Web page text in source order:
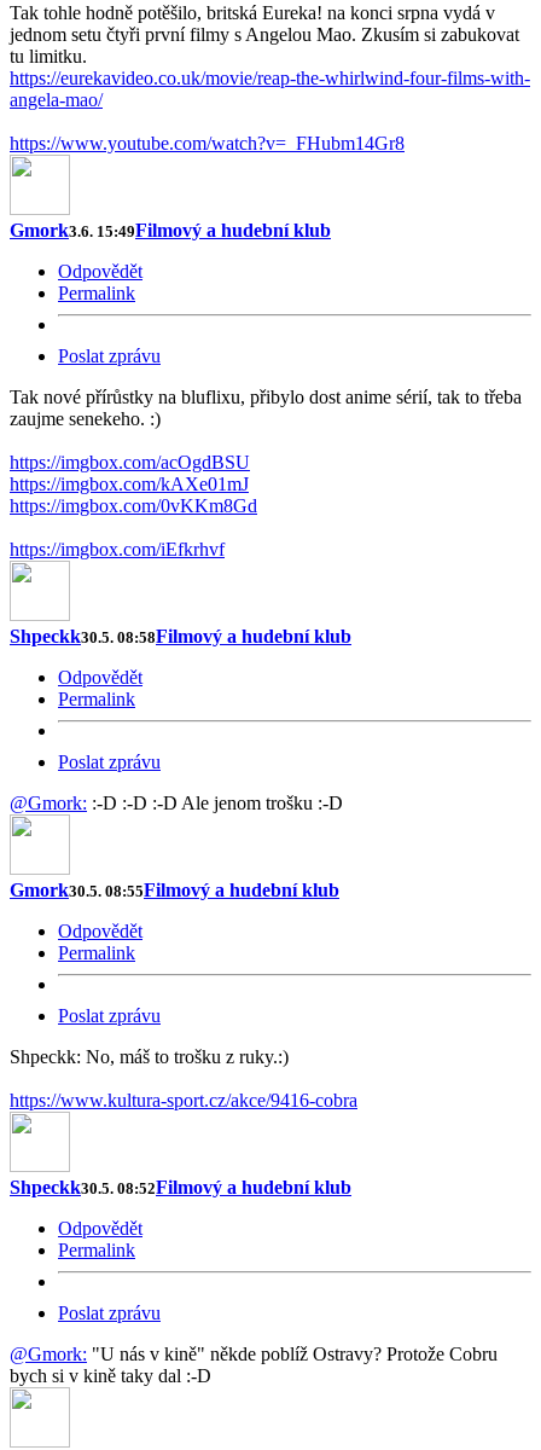
Tak tohle hodně potěšilo, britská Eureka! na konci srpna vydá v
jednom setu čtyři první filmy s Angelou Mao. Zkusím si zabukovat
tu limitku.
https://eurekavideo.co.uk/movie/reap-the-whirlwind-four-films-with-
angela-mao/
https://www.youtube.com/watch?v=_FHubm14Gr8
Gmork3.6. 15:49Filmový a hudební klub
Odpovědět
Permalink
Poslat zprávu
Tak nové přírůstky na bluflixu, přibylo dost anime sérií, tak to třeba
zaujme senekeho. :)
https://imgbox.com/acOgdBSU
https://imgbox.com/kAXe01mJ
https://imgbox.com/0vKKm8Gd
https://imgbox.com/iEfkrhvf
Shpeckk30.5. 08:58Filmový a hudební klub
Odpovědět
Permalink
Poslat zprávu
@Gmork: :-D :-D :-D Ale jenom trošku :-D
Gmork30.5. 08:55Filmový a hudební klub
Odpovědět
Permalink
Poslat zprávu
Shpeckk: No, máš to trošku z ruky.:)
https://www.kultura-sport.cz/akce/9416-cobra
Shpeckk30.5. 08:52Filmový a hudební klub
Odpovědět
Permalink
Poslat zprávu
@Gmork: "U nás v kině" někde poblíž Ostravy? Protože Cobru
bych si v kině taky dal :-D